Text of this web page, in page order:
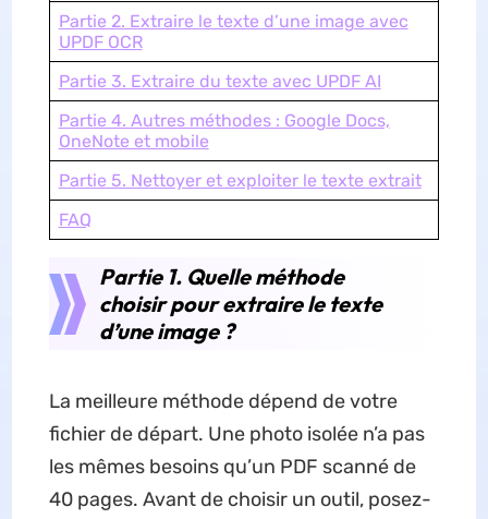
Partie 2. Extraire le texte d’une image avec
UPDF OCR
Partie 3. Extraire du texte avec UPDF AI
Partie 4. Autres méthodes : Google Docs,
OneNote et mobile
Partie 5. Nettoyer et exploiter le texte extrait
FAQ
Partie 1. Quelle méthode
choisir pour extraire le texte
d’une image ?
La meilleure méthode dépend de votre
fichier de départ. Une photo isolée n’a pas
les mêmes besoins qu’un PDF scanné de
40 pages. Avant de choisir un outil, posez-